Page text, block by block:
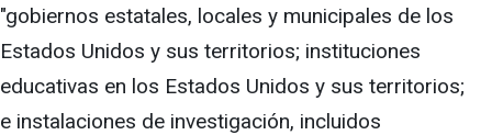
"gobiernos estatales, locales y municipales de los
Estados Unidos y sus territorios; instituciones
educativas en los Estados Unidos y sus territorios;
e instalaciones de investigación, incluidos